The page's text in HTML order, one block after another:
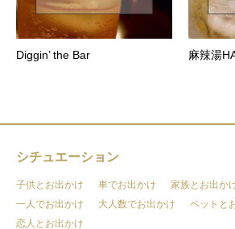
Diggin’ the Bar 麻辣湯
シチュエーション
子供とお出かけ 車でお出かけ 家族とお出か
一人でお出かけ
大人数でお出かけ
ペットと
恋人とお出かけ